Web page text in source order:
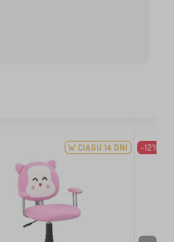
W CIĄGU 14 DNI -12%